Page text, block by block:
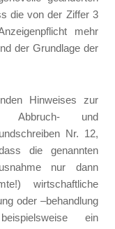
die von der Ziffer 3
mehr
der Grundlage der
Hinweises zur
Abbruch- und
Nr. 12,
die genannten
nur dann
wirtschaftliche
oder –behandlung
ein